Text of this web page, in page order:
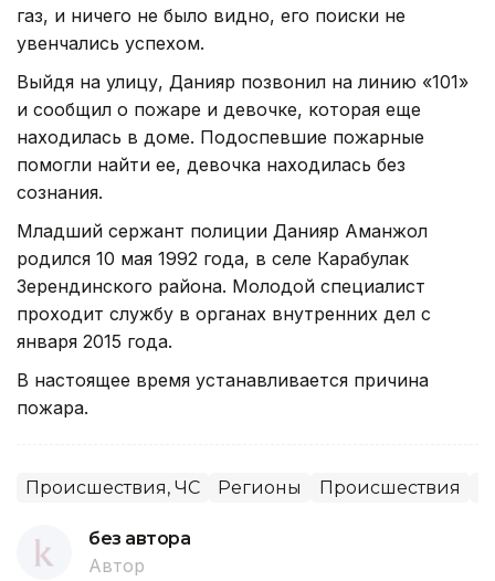
газ, и ничего не было видно, его поиски не
увенчались успехом.
Выйдя на улицу, Данияр позвонил на линию «101»
и сообщил о пожаре и девочке, которая еще
находилась в доме. Подоспевшие пожарные
помогли найти ее, девочка находилась без
сознания.
Младший сержант полиции Данияр Аманжол
родился 10 мая 1992 года, в селе Карабулак
Зерендинского района. Молодой специалист
проходит службу в органах внутренних дел с
января 2015 года.
В настоящее время устанавливается причина
пожара.
Происшествия, ЧС Регионы Происшествия
без автора
Автор